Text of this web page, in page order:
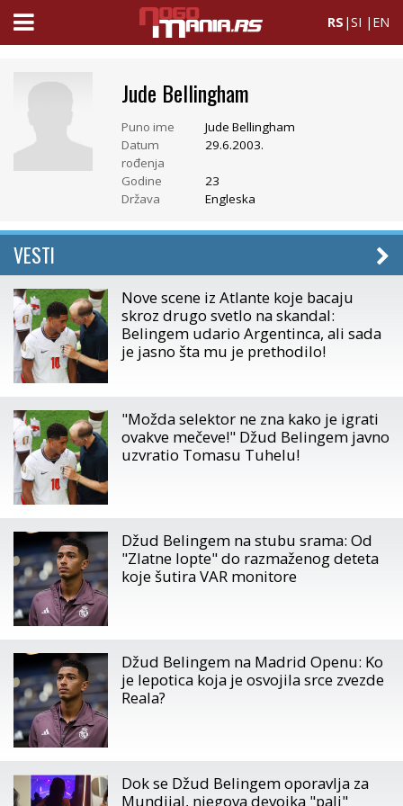
RS |SI | EN
Jude Bellingham
Puno ime
Jude Bellingham
Datum
rođenja
29.6.2003.
Godine
23
Država
Engleska
VESTI
Nove scene iz Atlante koje bacaju
skroz drugo svetlo na skandal:
Belingem udario Argentinca, ali sada
je jasno šta mu je prethodilo!
"Možda selektor ne zna kako je igrati
ovakve mečeve!" Džud Belingem javno
uzvratio Tomasu Tuhelu!
Džud Belingem na stubu srama: Od
"Zlatne lopte" do razmaženog deteta
koje šutira VAR monitore
Džud Belingem na Madrid Openu: Ko
je lepotica koja je osvojila srce zvezde
Reala?
Dok se Džud Belingem oporavlja za
Mundijal, njegova devojka "pali"